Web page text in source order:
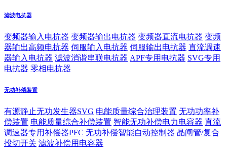
滤波电抗器
变频器输入电抗器 变频器输出电抗器 变频器直流电抗器 变频
器输出高频电抗器 伺服输入电抗器 伺服输出电抗器 直流调速
器输入电抗器 滤波消谐串联电抗器 APF专用电抗器 SVG专用
电抗器 零相电抗器
无功补偿装置
有源静止无功发生器SVG 电能质量综合治理装置 无功功率补
偿装置 电能质量综合补偿装置 智能无功补偿电力电容器 直流
调速器专用补偿器PFC 无功补偿智能自动控制器 晶闸管/复合
投切开关 滤波补偿用电容器